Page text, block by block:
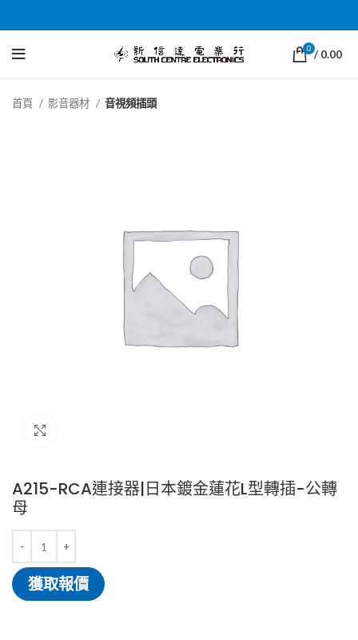
0 / 0.00
首頁 影音器材 音視頻插頭
A215-RCA連接器|日本鍍金蓮花L型轉插-公轉
母
獲取報價